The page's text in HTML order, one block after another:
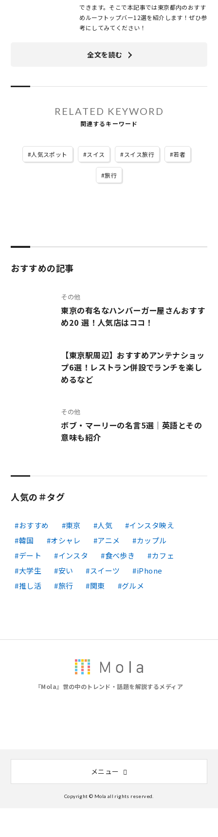
できます。そこで本記事では東京都内のおすす
めルーフトップバー12選を紹介します！ぜひ参
考にしてみてください！
全文を読む
RELATED KEYWORD
関連するキーワード
人気スポット スイス スイス旅行 若者
旅行
おすすめの記事
その他
東京の有名なハンバーガー屋さんおすす
め20 選！人気店はココ！
【東京駅周辺】おすすめアンテナショッ
プ6選！レストラン併設でランチを楽し
めるなど
その他
ボブ・マーリーの名言5選｜英語とその
意味も紹介
人気の＃タグ
おすすめ 東京 人気
インスタ映え
韓国
オシャレ アニメ
カップル
デート
インスタ 食べ歩き
カフェ
大学生
安い スイーツ
iPhone
推し活
旅行 関東 グルメ
『Mola』世の中のトレンド・話題を解説するメディア
メニュー
Copyright © Mola all rights reserved.